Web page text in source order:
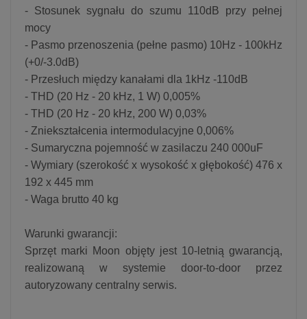
- Stosunek sygnału do szumu 110dB przy pełnej
mocy
- Pasmo przenoszenia (pełne pasmo) 10Hz - 100kHz
(+0/-3.0dB)
- Przesłuch między kanałami dla 1kHz -110dB
- THD (20 Hz - 20 kHz, 1 W) 0,005%
- THD (20 Hz - 20 kHz, 200 W) 0,03%
- Zniekształcenia intermodulacyjne 0,006%
- Sumaryczna pojemność w zasilaczu 240 000uF
- Wymiary (szerokość x wysokość x głębokość) 476 x
192 x 445 mm
- Waga brutto 40 kg
Warunki gwarancji:
Sprzęt marki Moon objęty jest 10-letnią gwarancją,
realizowaną w systemie door-to-door przez
autoryzowany centralny serwis.